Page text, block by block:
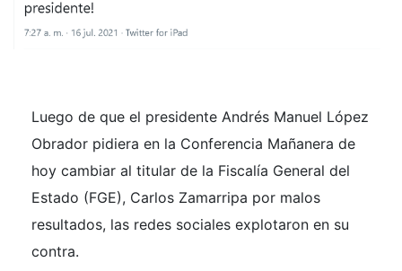
Luego de que el presidente Andrés Manuel López
Obrador pidiera en la Conferencia Mañanera de
hoy cambiar al titular de la Fiscalía General del
Estado (FGE), Carlos Zamarripa por malos
resultados, las redes sociales explotaron en su
contra.